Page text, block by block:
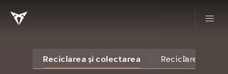
Reciclarea și colectarea Reciclarea și